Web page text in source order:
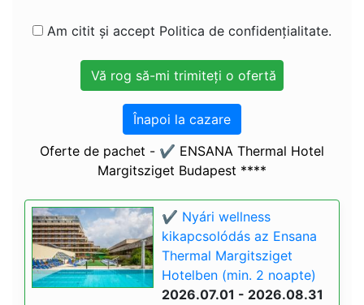
Am citit și accept Politica de confidențialitate.
Înapoi la cazare
Oferte de pachet - ✔️ ENSANA Thermal Hotel
Margitsziget Budapest ****
✔️ Nyári wellness
kikapcsolódás az Ensana
Thermal Margitsziget
Hotelben (min. 2 noapte)
2026.07.01 - 2026.08.31